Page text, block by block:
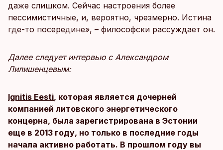
даже слишком. Сейчас настроения более
пессимистичные, и, вероятно, чрезмерно. Истина
где-то посередине», – философски рассуждает он.
Далее следует интервью с Александром
Лилишенцевым:
Ignitis Eesti, которая является дочерней
компанией литовского энергетического
концерна, была зарегистрирована в Эстонии
еще в 2013 году, но только в последние годы
начала активно работать. В прошлом году вы